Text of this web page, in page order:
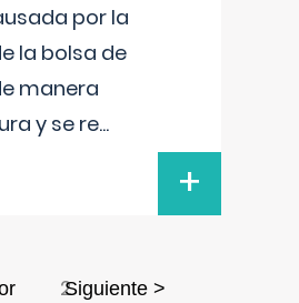
por la
la bolsa de
manera
y se re...
+
2Siguiente >